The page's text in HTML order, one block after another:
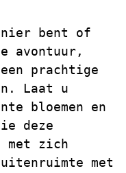
bent of
avontuur,
prachtige
Laat u
bloemen en
deze
met zich
met